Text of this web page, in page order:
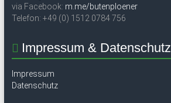
via Facebook: m.me/butenploener
Telefon: +49 (0) 1512 0784 756
Impressum & Datenschutz
Impressum
Datenschutz